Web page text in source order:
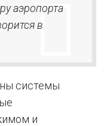
аэропорта
в
системы
и